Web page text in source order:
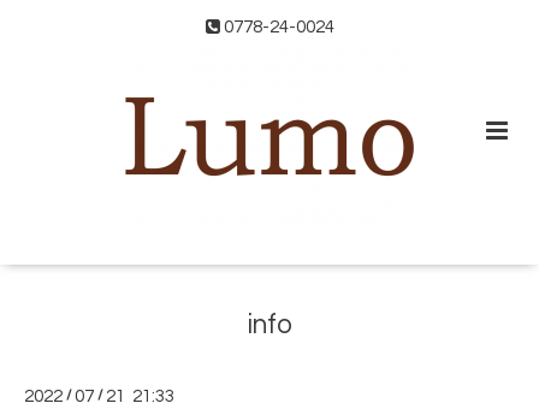
0778-24-0024
info
2022 /07 / 21 21:33